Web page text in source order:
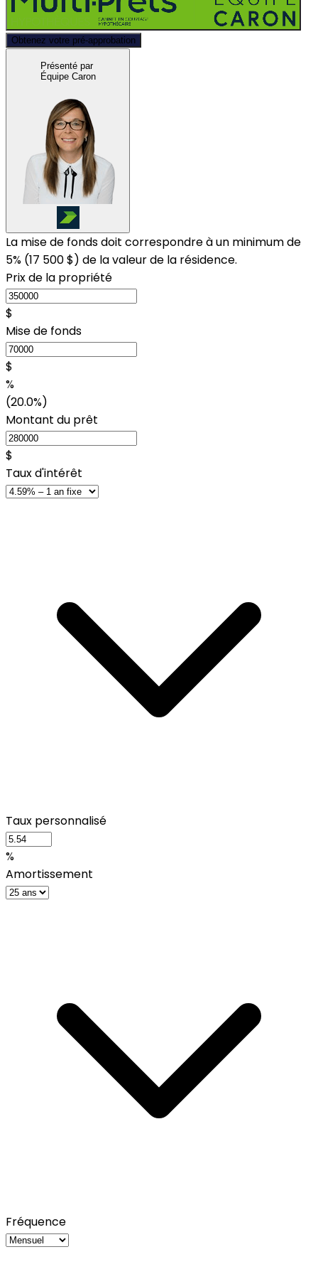
Obtenez votre pré-approbation
Présenté par
Équipe Caron
La mise de fonds doit correspondre à un minimum de
5% (17 500 $) de la valeur de la résidence.
Prix de la propriété
$
Mise de fonds
$
%
(20.0%)
Montant du prêt
$
Taux d'intérêt
Taux personnalisé
%
Amortissement
Fréquence